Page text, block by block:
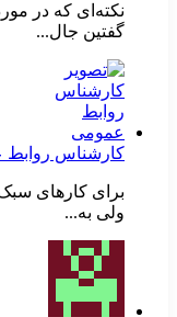
نکته‌ای که در
گفتین جال...
کارشناس
ولی به...